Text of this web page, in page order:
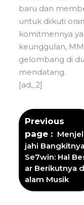
baru dan
untuk diikuti
komitmennya
keunggulan,
gelombang di
mendatang.
[ad_2]
Previous
page
jahi Bangkitnya
Se7win: Hal
ar Berikutnya d
alam Musik